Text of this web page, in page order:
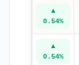
▲
0.54%
▲
0.54%